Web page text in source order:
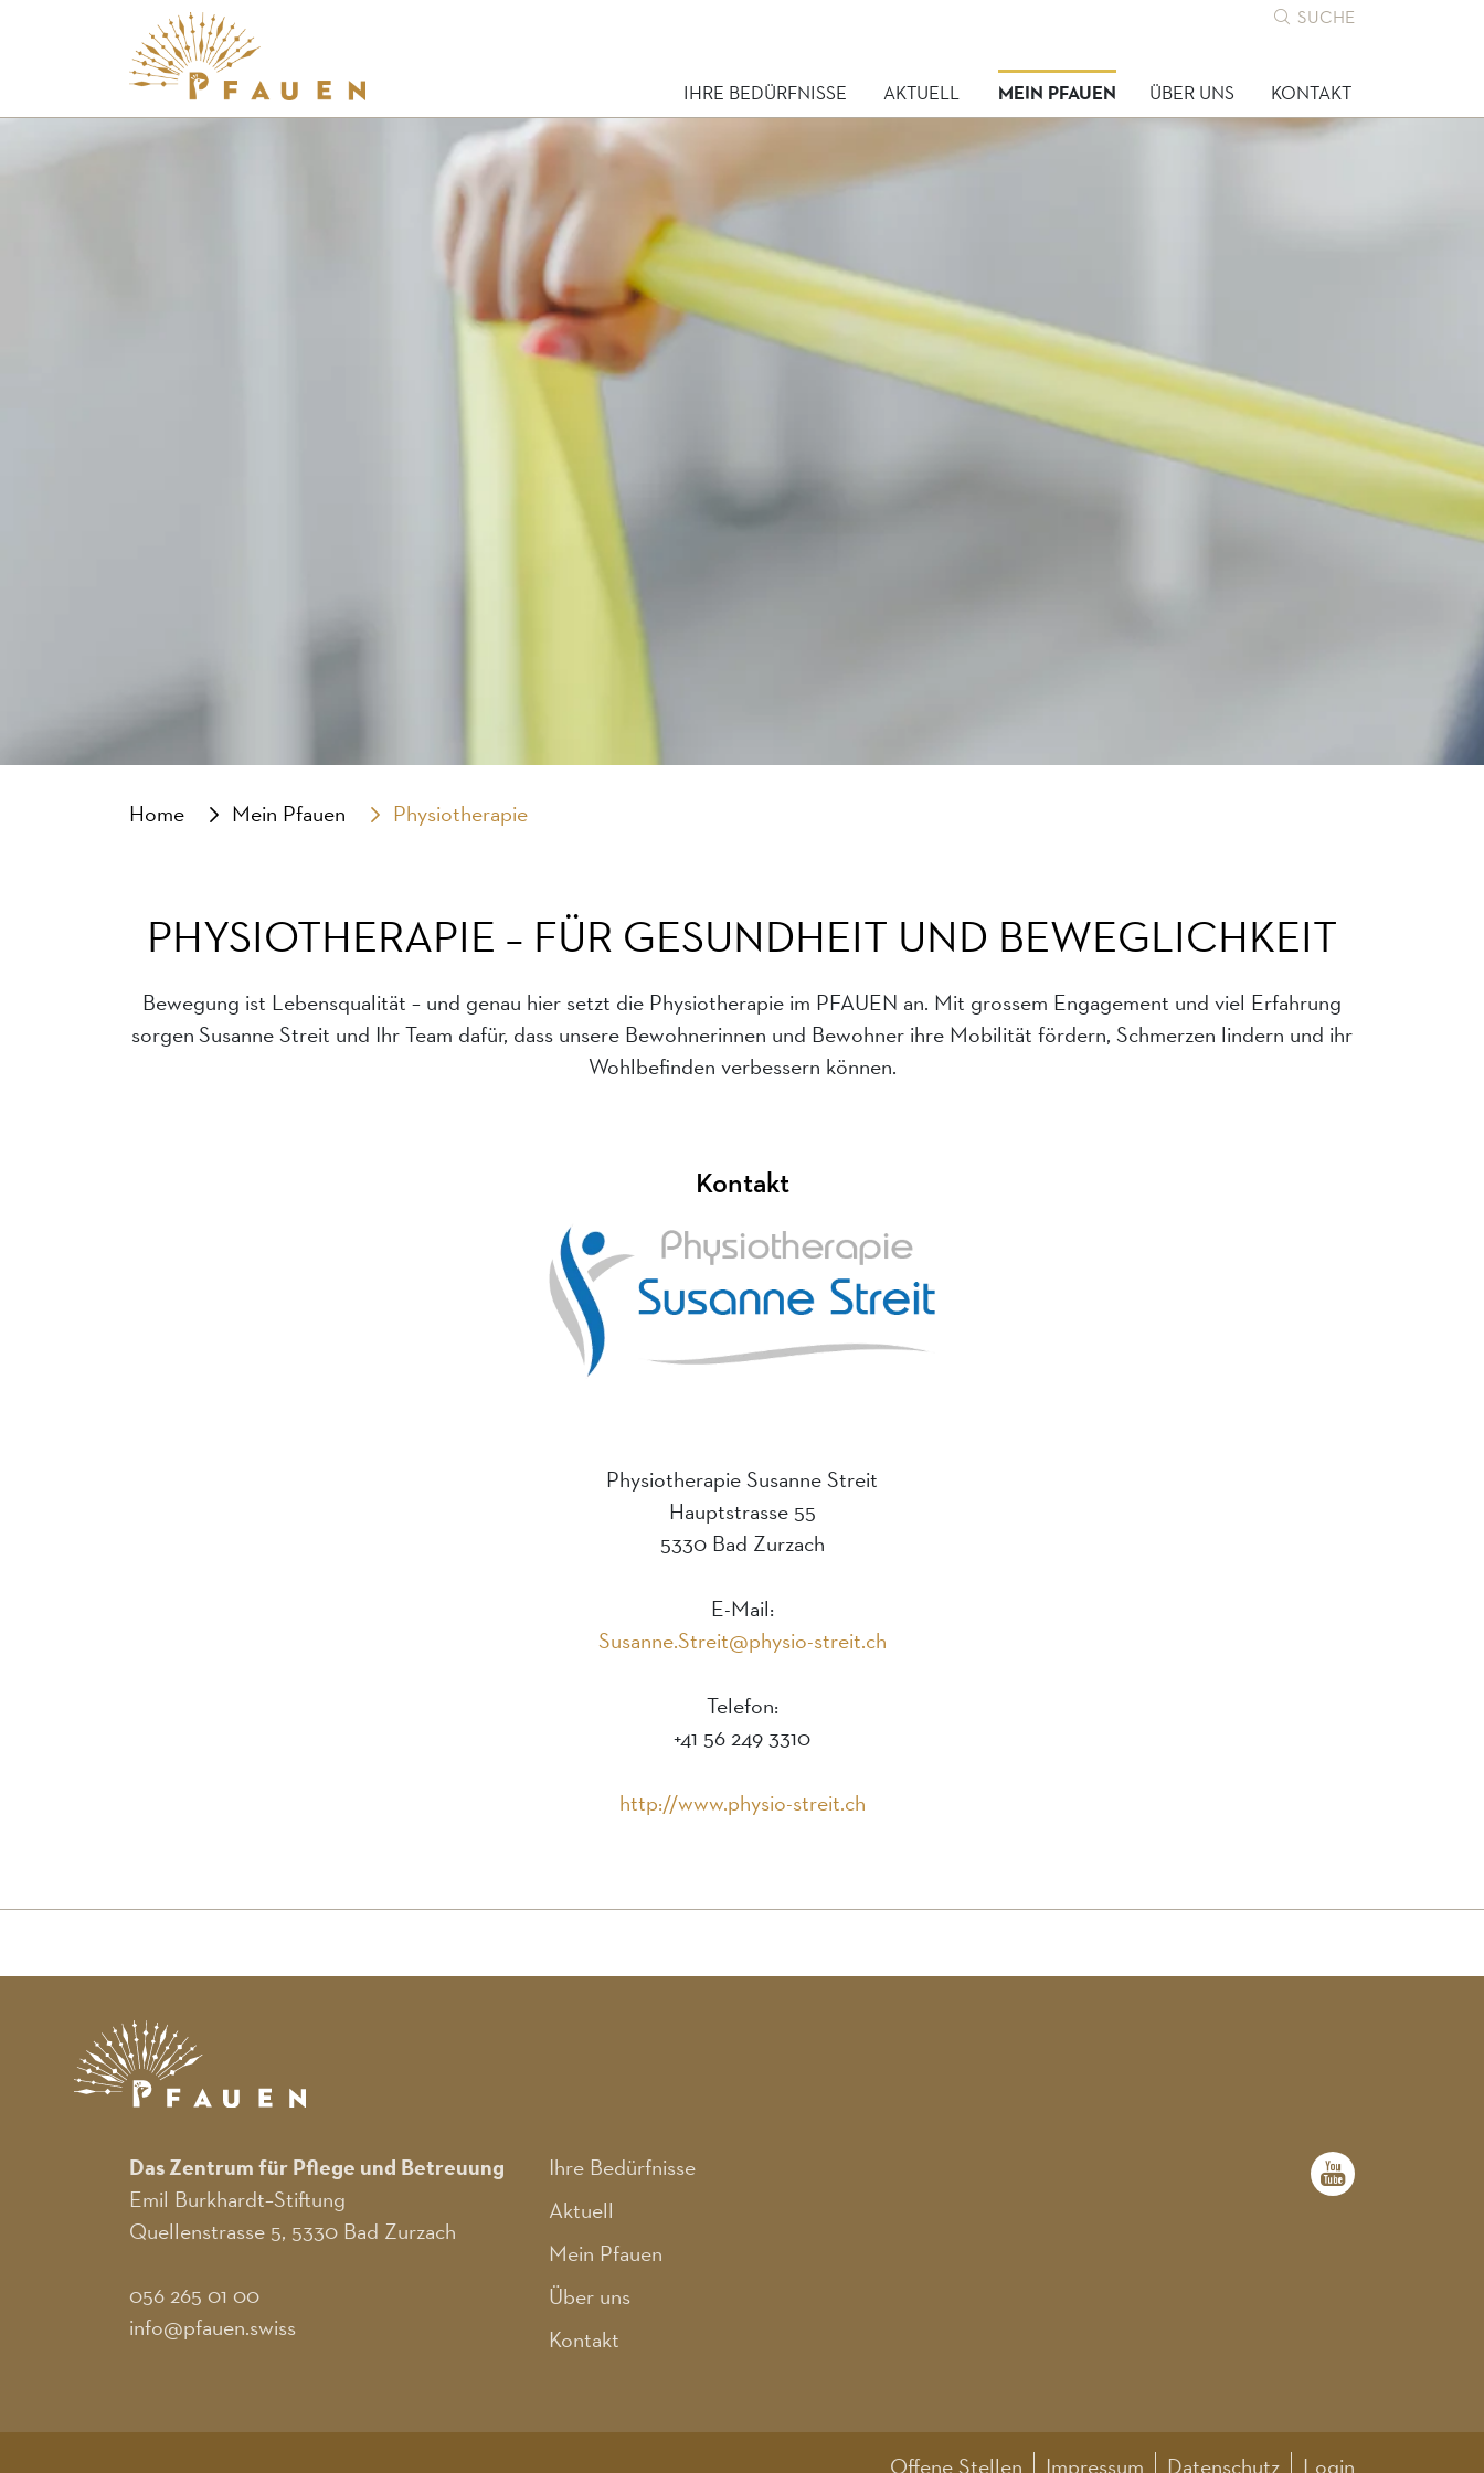
SUCHE
IHRE BEDÜRFNISSE AKTUELL MEIN PFAUEN ÜBER UNS KONTAKT
Home Mein Pfauen Physiotherapie
PHYSIOTHERAPIE – FÜR GESUNDHEIT UND BEWEGLICHKEIT
Bewegung ist Lebensqualität – und genau hier setzt die Physiotherapie im PFAUEN an. Mit grossem Engagement und viel Erfahrung
sorgen Susanne Streit und Ihr Team dafür, dass unsere Bewohnerinnen und Bewohner ihre Mobilität fördern, Schmerzen lindern und ihr
Wohlbefinden verbessern können.
Kontakt
Physiotherapie Susanne Streit
Hauptstrasse 55
5330 Bad Zurzach
E-Mail:
Susanne.Streit@physio-streit.ch
Telefon:
+41 56 249 3310
http://www.physio-streit.ch
Das Zentrum für Pflege und Betreuung
Emil Burkhardt–Stiftung
Quellenstrasse 5, 5330 Bad Zurzach
056 265 01 00
info@pfauen.swiss
Ihre Bedürfnisse
Aktuell
Mein Pfauen
Über uns
Kontakt
Offene Stellen Impressum Datenschutz Login